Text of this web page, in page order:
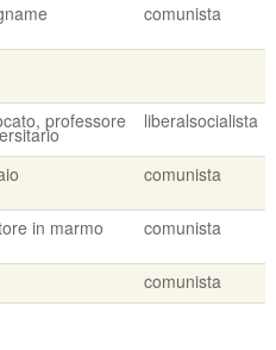
comunista
professore liberalsocialista
comunista
in marmo comunista
comunista